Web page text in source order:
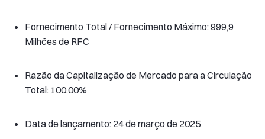
Fornecimento Total / Fornecimento Máximo: 999,9
Milhões de RFC
Razão da Capitalização de Mercado para a Circulação
Total: 100.00%
Data de lançamento: 24 de março de 2025